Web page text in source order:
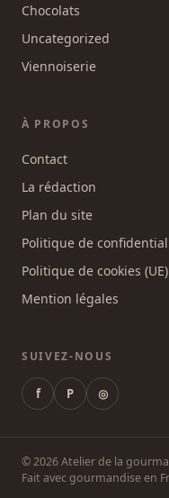
Chocolats
Uncategorized
Viennoiserie
À PROPOS
Contact
La rédaction
Plan du site
Politique de
Politique de cookies (UE)
Mention légales
SUIVEZ-NOUS
f P ◎
© 2026 Atelier de la
Fait avec gourmandise en